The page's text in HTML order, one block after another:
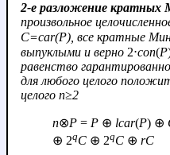
2-е разложение кратных
произвольное
C=car(P), все кратные
выпуклыми и верно 2⋅con(P
равенство
для любого целого
целого n≥2
n⊗P = P ⊕ lcar(P) ⊕
⊕ 2qC ⊕ 2qC ⊕ rC